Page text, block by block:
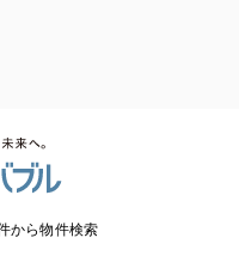
から物件検索